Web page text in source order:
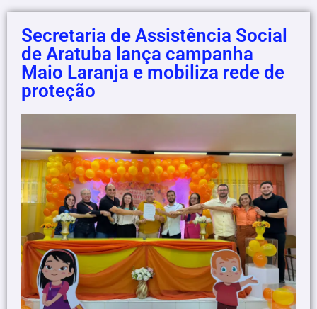
Secretaria de Assistência Social
de Aratuba lança campanha
Maio Laranja e mobiliza rede de
proteção